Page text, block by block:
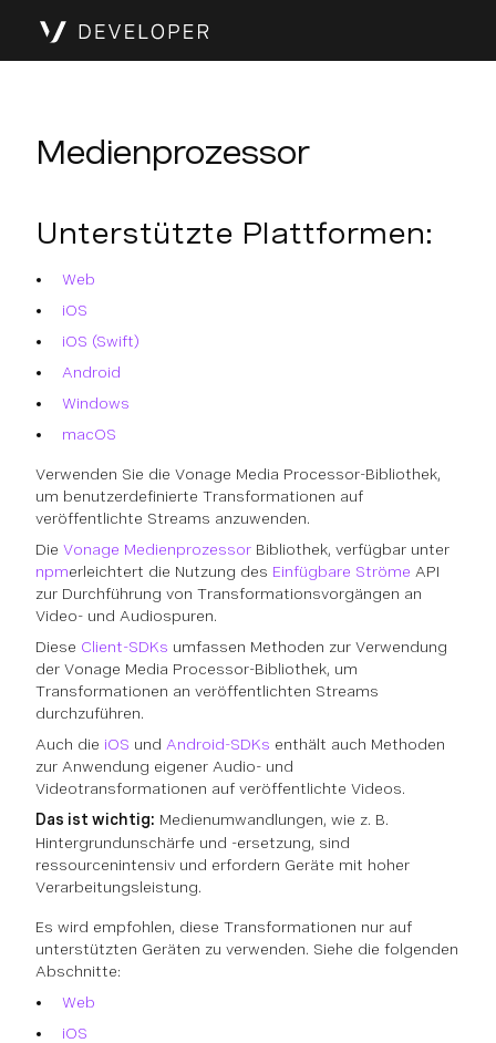
Medienprozessor
Unterstützte Plattformen:
Web
iOS
iOS (Swift)
Android
Windows
macOS
Verwenden Sie die Vonage Media Processor-Bibliothek,
um benutzerdefinierte Transformationen auf
veröffentlichte Streams anzuwenden.
Die Vonage Medienprozessor Bibliothek, verfügbar unter
npmerleichtert die Nutzung des Einfügbare Ströme API
zur Durchführung von Transformationsvorgängen an
Video- und Audiospuren.
Diese Client-SDKs umfassen Methoden zur Verwendung
der Vonage Media Processor-Bibliothek, um
Transformationen an veröffentlichten Streams
durchzuführen.
Auch die iOS und Android-SDKs enthält auch Methoden
zur Anwendung eigener Audio- und
Videotransformationen auf veröffentlichte Videos.
Das ist wichtig: Medienumwandlungen, wie z. B.
Hintergrundunschärfe und -ersetzung, sind
ressourcenintensiv und erfordern Geräte mit hoher
Verarbeitungsleistung.
Es wird empfohlen, diese Transformationen nur auf
unterstützten Geräten zu verwenden. Siehe die folgenden
Abschnitte:
Web
iOS